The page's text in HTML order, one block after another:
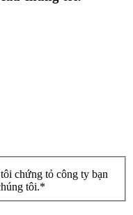
chứng tỏ công ty bạn
tôi.*